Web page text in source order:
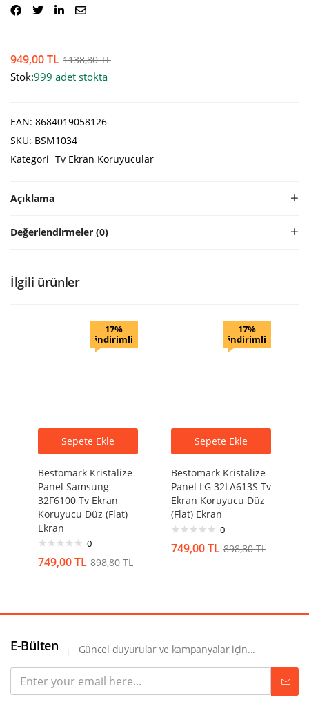
949,00TL 1138,80TL
Stok:999 adet stokta
EAN: 8684019058126
SKU: BSM1034
Kategori Tv Ekran Koruyucular
Açıklama
Değerlendirmeler (0)
İlgili ürünler
17%
indirimli
Sepete Ekle
Bestomark Kristalize
Panel Samsung
32F6100 Tv Ekran
Koruyucu Düz (Flat)
Ekran
0
749,00TL 898,80TL
17%
indirimli
Sepete Ekle
Bestomark Kristalize
Panel LG 32LA613S Tv
Ekran Koruyucu Düz
(Flat) Ekran
0
749,00TL 898,80TL
E-Bülten Güncel duyurular ve kampanyalar için...